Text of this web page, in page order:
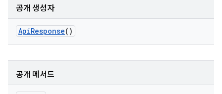
공개 생성자
ApiResponse()
공개 메서드